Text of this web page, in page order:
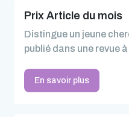
Prix Article du mois
Distingue un jeune
publié dans une revue
En savoir plus